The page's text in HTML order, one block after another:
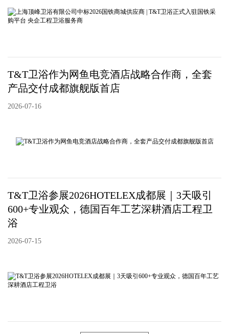
T&T卫浴作为网鱼电竞酒店战略合作商，全套
产品交付成都旗舰版首店
2026-07-16
T&T卫浴参展2026HOTELEX成都展｜3天吸引
600+专业观众，德国百年工艺深耕酒店工程卫
浴
2026-07-15